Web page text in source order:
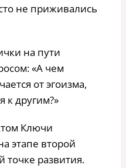
не приживались
на пути
«А чем
от эгоизма,
к другим?»
Ключи
этапе второй
точке развития.